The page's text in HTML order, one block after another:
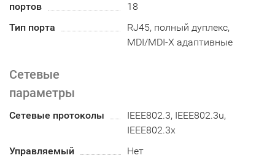
портов
18
Тип порта
RJ45, полный дуплекс,
MDI/MDI-X адаптивные
Сетевые
параметры
Сетевые протоколы
IEEE802.3, IEEE802.3u,
IEEE802.3x
Управляемый
Нет